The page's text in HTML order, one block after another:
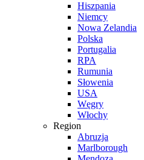
Hiszpania
Niemcy
Nowa Zelandia
Polska
Portugalia
RPA
Rumunia
Słowenia
USA
Węgry
Włochy
Region
Abruzja
Marlborough